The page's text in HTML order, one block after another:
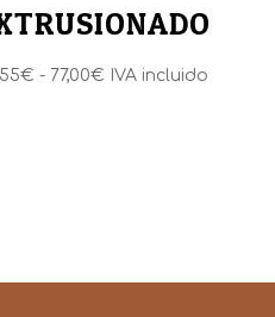
€ - 77,00€Rango
IVA incluido